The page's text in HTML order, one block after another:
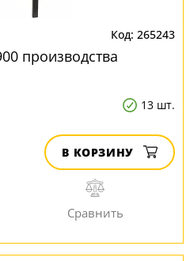
265243
производства
13 шт.
В КОРЗИНУ